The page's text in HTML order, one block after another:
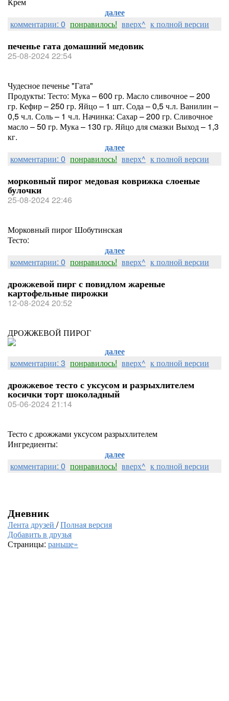
далее
комментарии: 0 понравилось! вверх^ к полной версии
печенье гата домашний медовик
25-08-2024 22:54
Чудесное печенье "Гата"
Продукты: Тесто: Мука – 600 гр. Масло сливочное – 200
гр. Кефир – 250 гр. Яйцо – 1 шт. Сода – 0,5 ч.л. Ванилин –
0,5 ч.л. Соль – 1 ч.л. Начинка: Сахар – 200 гр. Сливочное
масло – 50 гр. Мука – 130 гр. Яйцо для смазки Выход – 1,3
кг.
далее
комментарии: 0 понравилось! вверх^ к полной версии
морковный пирог медовая коврижка слоеные
булочки
25-08-2024 22:46
Морковный пирог Шобутинская
Тесто:
далее
комментарии: 0 понравилось! вверх^ к полной версии
дрожжевой пирг с повидлом жареные
картофельные пирожки
12-08-2024 20:52
ДРОЖЖЕВОЙ ПИРОГ
далее
комментарии: 3 понравилось! вверх^ к полной версии
дрожжевое тесто с уксусом и разрыхлителем
косички торт шоколадный
05-06-2024 21:14
Тесто с дрожжами уксусом разрыхлителем
Ингредиенты:
далее
комментарии: 0 понравилось! вверх^ к полной версии
Дневник
Лента друзей /Полная версия
Добавить в друзья
Страницы: раньше»